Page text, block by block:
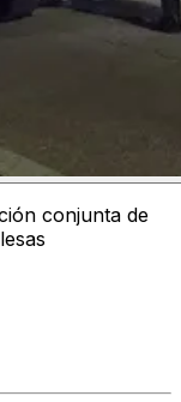
conjunta de